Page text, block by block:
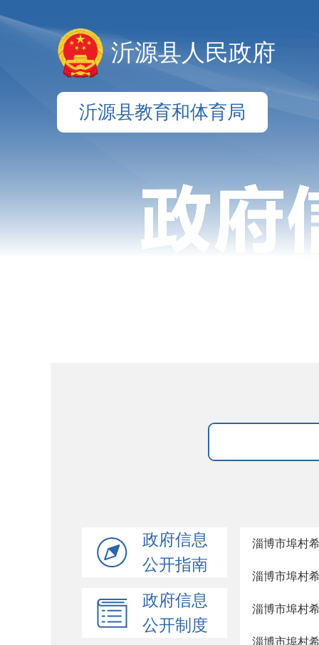
沂源县人民政府
沂源县教育和体育局
政府信息
公开指南
政府信息
公开制度
淄博市埠村
淄博市埠村
淄博市埠村
淄博市埠村